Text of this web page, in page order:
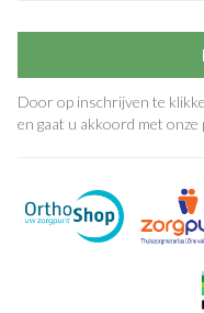
Door op inschrijven te
en gaat u akkoord met onze